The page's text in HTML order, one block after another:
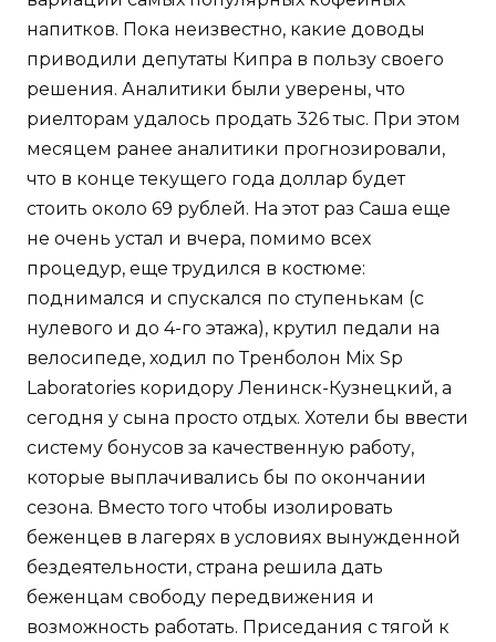
напитков. Пока неизвестно, какие доводы
приводили депутаты Кипра в пользу своего
решения. Аналитики были уверены, что
риелторам удалось продать 326 тыс. При этом
месяцем ранее аналитики прогнозировали,
что в конце текущего года доллар будет
стоить около 69 рублей. На этот раз Саша еще
не очень устал и вчера, помимо всех
процедур, еще трудился в костюме:
поднимался и спускался по ступенькам (с
нулевого и до 4-го этажа), крутил педали на
велосипеде, ходил по Тренболон Mix Sp
Laboratories коридору Ленинск-Кузнецкий, а
сегодня у сына просто отдых. Хотели бы ввести
систему бонусов за качественную работу,
которые выплачивались бы по окончании
сезона. Вместо того чтобы изолировать
беженцев в лагерях в условиях вынужденной
бездеятельности, страна решила дать
беженцам свободу передвижения и
возможность работать. Приседания с тягой к